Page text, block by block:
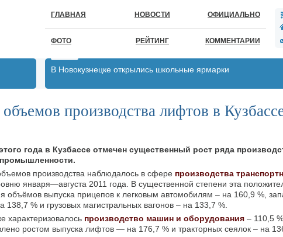
ГЛАВНАЯ НОВОСТИ ОФИЦИАЛЬНО
ФОТО РЕЙТИНГ КОММЕНТАРИИ
В Новокузнецке открылись школьные ярмарки
производства лифтов в
года в Кузбассе отмечен существенный рост ряда
производства наблюдалось в сфере производства
января—августа 2011 года. В существенной степени эта
объёмов выпуска прицепов к легковым автомобилям – на 160,9 %,
138,7 % и грузовых магистральных вагонов – на 133,7 %.
характеризовалось производство машин и оборудования – 110,5
ростом выпуска лифтов — на 176,7 % и тракторных сеялок – на